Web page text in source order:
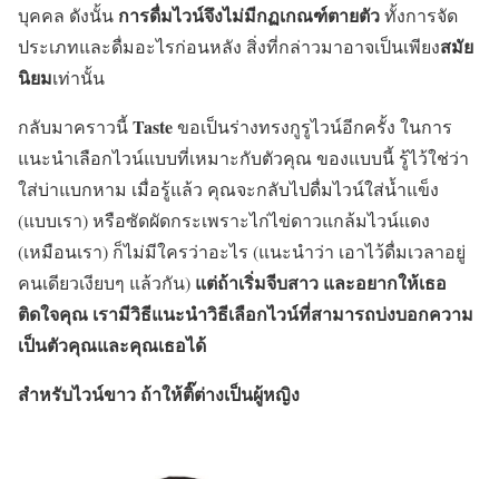
บุคคล ดังนั้น การดื่มไวน์จึงไม่มีกฏเกณฑ์ตายตัวทั้งการจัด
ประเภทและดื่มอะไรก่อนหลัง สิ่งที่กล่าวมาอาจเป็นเพียงสมัย
นิยมเท่านั้น
กลับมาคราวนี้Tasteขอเป็นร่างทรงกูรูไวน์อีกครั้ง ในการ
แนะนำเลือกไวน์แบบที่เหมาะกับตัวคุณ ของแบบนี้ รู้ไว้ใช่ว่า
ใส่บ่าแบกหาม เมื่อรู้แล้ว คุณจะกลับไปดื่มไวน์ใส่น้ำแข็ง
(แบบเรา) หรือซัดผัดกระเพราะไก่ไข่ดาวแกล้มไวน์แดง
(เหมือนเรา) ก็ไม่มีใครว่าอะไร (แนะนำว่า เอาไว้ดื่มเวลาอยู่
คนเดียวเงียบๆ แล้วกัน) แต่ถ้าเริ่มจีบสาว และอยากให้เธอ
ติดใจคุณ เรามีวิธีแนะนำวิธีเลือกไวน์ที่สามารถบ่งบอกความ
เป็นตัวคุณและคุณเธอได้
สำหรับไวน์ขาว ถ้าให้ติ๊ต่างเป็นผู้หญิง